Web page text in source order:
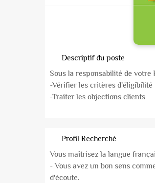
Descriptif du poste
Sous la responsabilité de
-Vérifier les critères d'éligibilité
-Traiter les objections clients
Profil Recherché
Vous maîtrisez la langue
- Vous avez un bon sens
d'écoute.